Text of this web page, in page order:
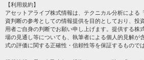
株テーマ情報
海外市況
投資カレンダー
格付け情報
個人情報保護方針
プライバシーポリシー
会社案内
サイトマップ
【利用規約】
アセットアライブ株式情報は、テクニカル分析による
資判断の参考としての情報提供を目的としており、投
用者ご自身の判断でお願い申し上げます。提供する株
場の見通し等についても、執筆者による個人的見解が
式の評価に関する正確性・信頼性等を保証するもので